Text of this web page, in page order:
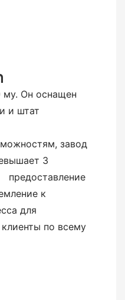
Он оснащен
и штат
завод
3
предоставление
к
для
по всему